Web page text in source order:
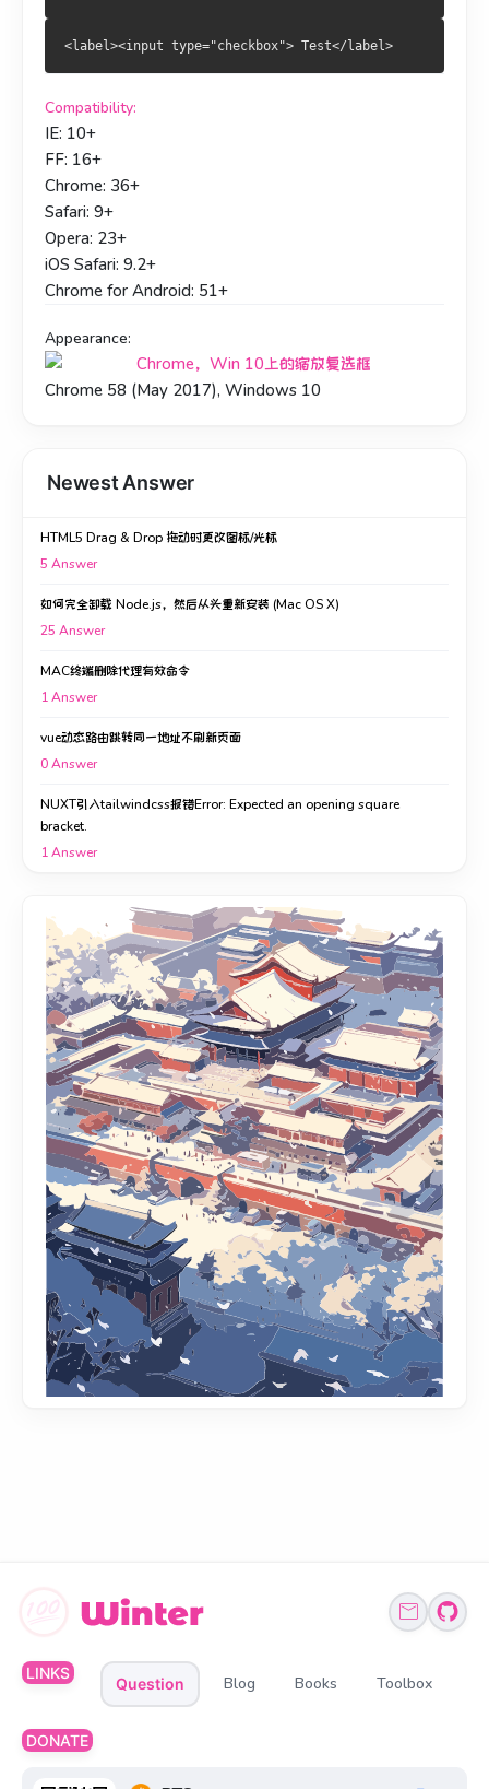
<label><input type="checkbox"> Test</label>
Compatibility:
IE: 10+
FF: 16+
Chrome: 36+
Safari: 9+
Opera: 23+
iOS Safari: 9.2+
Chrome for Android: 51+
Appearance:
Chrome 58 (May 2017), Windows 10
Newest Answer
HTML5 Drag & Drop 拖动时更改图标/光标
5 Answer
如何完全卸载 Node.js，然后从头重新安装 (Mac OS X)
25 Answer
MAC终端删除代理有效命令
1Answer
vue动态路由跳转同一地址不刷新页面
0Answer
NUXT引入tailwindcss报错Error: Expected an opening square
bracket.
1Answer
LINKS
Question Blog Books Toolbox
DONATE